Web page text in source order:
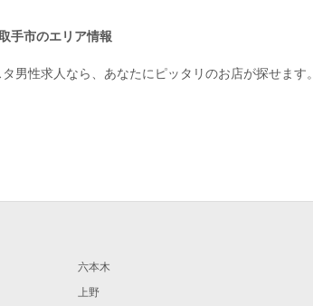
手市のエリア情報
男性求人なら、あなたにピッタリのお店が探せます。
六本木
上野